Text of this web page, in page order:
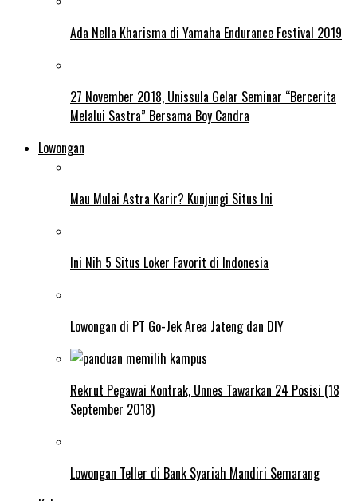
Ada Nella Kharisma di Yamaha Endurance Festival 2019
27 November 2018, Unissula Gelar Seminar “Bercerita
Melalui Sastra” Bersama Boy Candra
Lowongan
Mau Mulai Astra Karir? Kunjungi Situs Ini
Ini Nih 5 Situs Loker Favorit di Indonesia
Lowongan di PT Go-Jek Area Jateng dan DIY
Rekrut Pegawai Kontrak, Unnes Tawarkan 24 Posisi (18
September 2018)
Lowongan Teller di Bank Syariah Mandiri Semarang